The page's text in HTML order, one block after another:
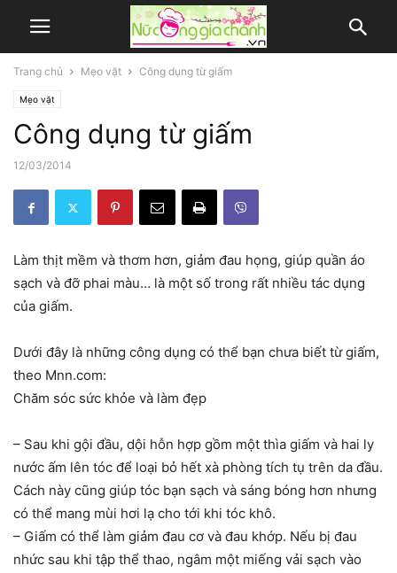
Trang chủ Mẹo vặt Công dụng từ giấm
Mẹo vặt
Công dụng từ giấm
12/03/2014
Làm thịt mềm và thơm hơn, giảm đau họng, giúp quần áo
sạch và đỡ phai màu… là một số trong rất nhiều tác dụng
của giấm.
Dưới đây là những công dụng có thể bạn chưa biết từ giấm,
theo Mnn.com:
Chăm sóc sức khỏe và làm đẹp
– Sau khi gội đầu, dội hỗn hợp gồm một thìa giấm và hai ly
nước ấm lên tóc để loại bỏ hết xà phòng tích tụ trên da đầu.
Cách này cũng giúp tóc bạn sạch và sáng bóng hơn nhưng
có thể mang mùi hơi lạ cho tới khi tóc khô.
– Giấm có thể làm giảm đau cơ và đau khớp. Nếu bị đau
nhức sau khi tập thể thao, ngâm một miếng vải sạch vào